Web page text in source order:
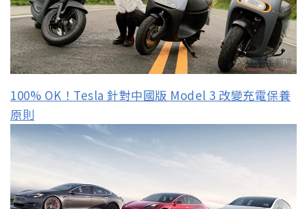
100% OK！Tesla 針對中國版 Model 3 改變充電保養
原則